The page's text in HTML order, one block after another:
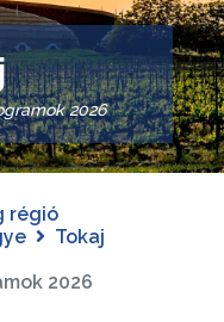
2026
régió
Tokaj
2026